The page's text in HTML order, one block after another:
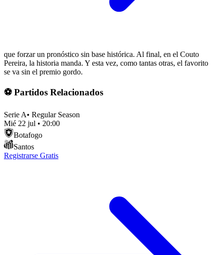
que forzar un pronóstico sin base histórica. Al final, en el Couto
Pereira, la historia manda. Y esta vez, como tantas otras, el favorito
se va sin el premio gordo.
⚽ Partidos Relacionados
Serie A• Regular Season
Mié 22 jul • 20:00
Botafogo
Santos
Registrarse Gratis